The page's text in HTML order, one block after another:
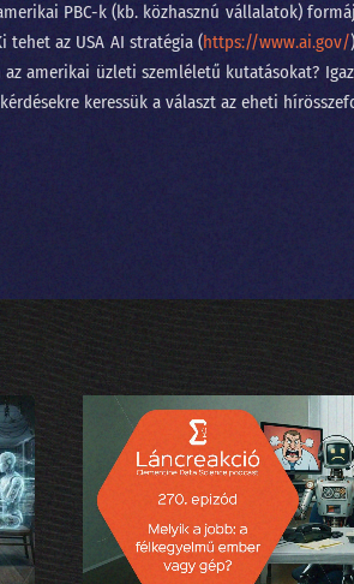
254 - Meglepetés e
253 - Az agentic két éven
252 - Írjanak-e AI-jal
248 - Szédült ügynökök
247 - Tücsök és bogár és
246 - Fejlesszünk szoftvert
245 - Adásunkat
244 - 5+1 téveszme az AI-ról
243 - Ebből még nagy
PBC-k (kb. közhasznú vállalatok)
tehet az USA AI stratégia (https://www.ai.gov/
amerikai üzleti szemléletű kutatásokat?
keressük a választ az eheti